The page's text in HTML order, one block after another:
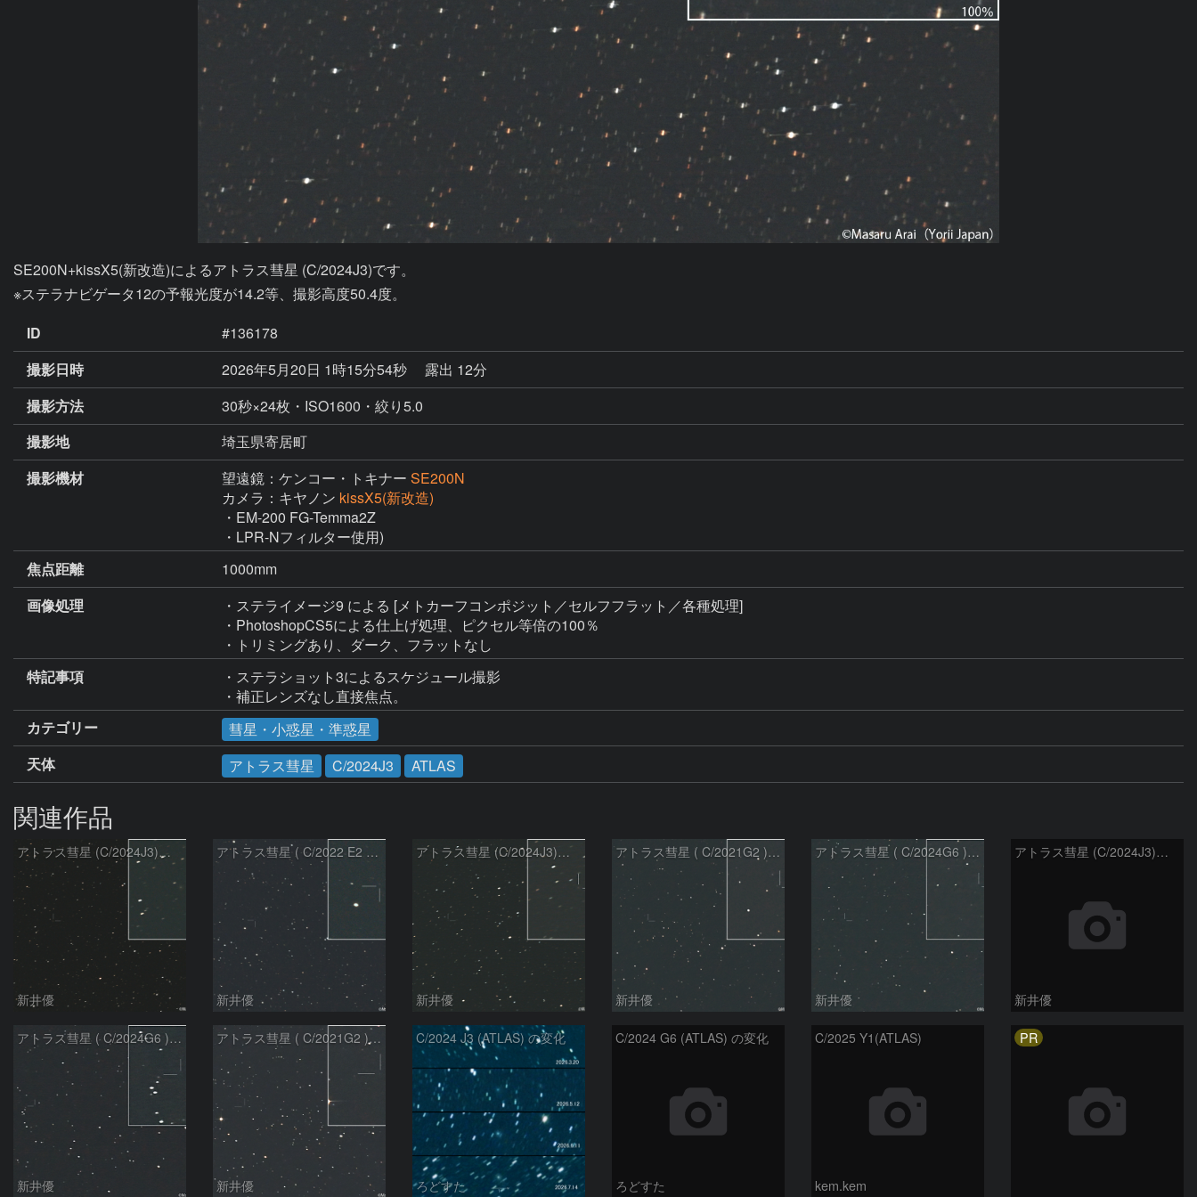
SE200N+kissX5(新改造)によるアトラス彗星 (C/2024J3)です。
※ステラナビゲータ12の予報光度が14.2等、撮影高度50.4度。
ID
#136178
撮影日時
2026年5月20日 1時15分54秒
露出 12分
撮影方法
30秒×24枚・ISO1600・絞り5.0
撮影地
埼玉県寄居町
撮影機材
望遠鏡：ケンコー・トキナー SE200N
カメラ：キヤノン kissX5(新改造)
・EM-200 FG-Temma2Z
・LPR-Nフィルター使用)
焦点距離
1000mm
画像処理
・ステライメージ9 による [メトカーフコンポジット／セルフフラット／各種処理]
・PhotoshopCS5による仕上げ処理、ピクセル等倍の100％
・トリミングあり、ダーク、フラットなし
特記事項
・ステラショット3によるスケジュール撮影
・補正レンズなし直接焦点。
カテゴリー
彗星・小惑星・準惑星
天体
アトラス彗星 C/2024J3 ATLAS
関連作品
アトラス彗星 (C/2024J3)：2026/08/05
新井優
アトラス彗星 ( C/2022 E2 )：2026/07/27
新井優
アトラス彗星 (C/2024J3)：2026/07/26
新井優
アトラス彗星 ( C/2021G2 )：2026/07/09
新井優
アトラス彗星 ( C/2024G6 )：2026/07/09
新井優
アトラス彗星 (C/2024J3)：2026/07/09
新井優
アトラス彗星 ( C/2024G6 )：2026/07/08
新井優
アトラス彗星 ( C/2021G2 )：2026/07/08
新井優
C/2024 J3 (ATLAS) の変化
ろどすた
C/2024 G6 (ATLAS) の変化
ろどすた
C/2025 Y1(ATLAS)
kem.kem
PR